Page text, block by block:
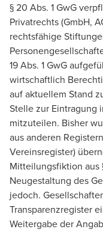
§ 20 Abs. 1 GwG
Privatrechts (GmbH,
rechtsfähige
19 Abs. 1 GwG
wirtschaftlich
auf aktuellem Stand
Stelle zur Eintragung
mitzuteilen. Bisher
aus anderen
Vereinsregister)
Mitteilungsfiktion aus
Neugestaltung des
jedoch.
Transparenzregister
Weitergabe der